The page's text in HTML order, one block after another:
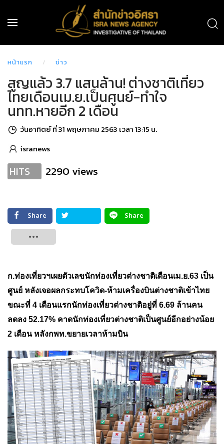
หน้าแรก ข่าว
สูญแล้ว 3.7 แสนล้าน! ต่างชาติเที่ยว
ไทยเดือนเม.ย.เป็นศูนย์-ทำใจ
นทท.หายอีก 2 เดือน
วันอาทิตย์ ที่ 31 พฤษภาคม 2563 เวลา 13:15 น.
isranews
HITS 2290 views
Share
Share
ก.ท่องเที่ยวฯเผยตัวเลขนักท่องเที่ยวต่างชาติเดือนเม.ย.63 เป็น
ศูนย์ หลังเจอผลกระทบโควิด-ห้ามเครื่องบินต่างชาติเข้าไทย
ขณะที่ 4 เดือนแรกนักท่องเที่ยวต่างชาติอยู่ที่ 6.69 ล้านคน
ลดลง 52.17% คาดนักท่องเที่ยวต่างชาติเป็นศูนย์อีกอย่างน้อย
2 เดือน หลังกพท.ขยายเวลาห้ามบิน